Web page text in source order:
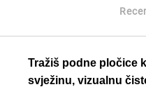
Tražiš podne pločice
svježinu, vizualnu